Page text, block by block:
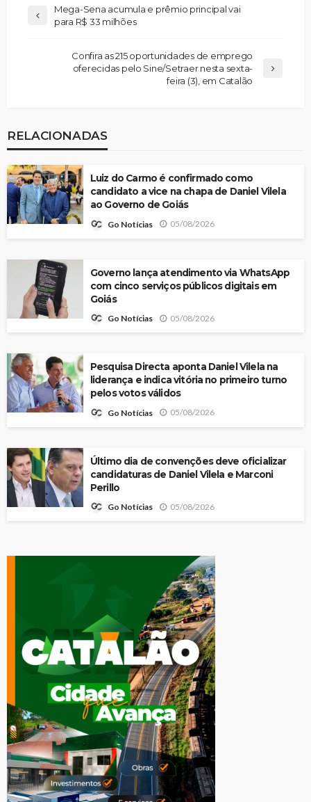
Mega-Sena acumula e prêmio principal vai
para R$ 33 milhões
Confira as 215 oportunidades de emprego
oferecidas pelo Sine/Setraer nesta sexta-
feira (3), em Catalão
RELACIONADAS
Luiz do Carmo é confirmado como
candidato a vice na chapa de Daniel Vilela
ao Governo de Goiás
Go Notícias 05/08/2026
Governo lança atendimento via WhatsApp
com cinco serviços públicos digitais em
Goiás
Go Notícias 05/08/2026
Pesquisa Directa aponta Daniel Vilela na
liderança e indica vitória no primeiro turno
pelos votos válidos
Go Notícias 05/08/2026
Último dia de convenções deve oficializar
candidaturas de Daniel Vilela e Marconi
Perillo
Go Notícias 05/08/2026